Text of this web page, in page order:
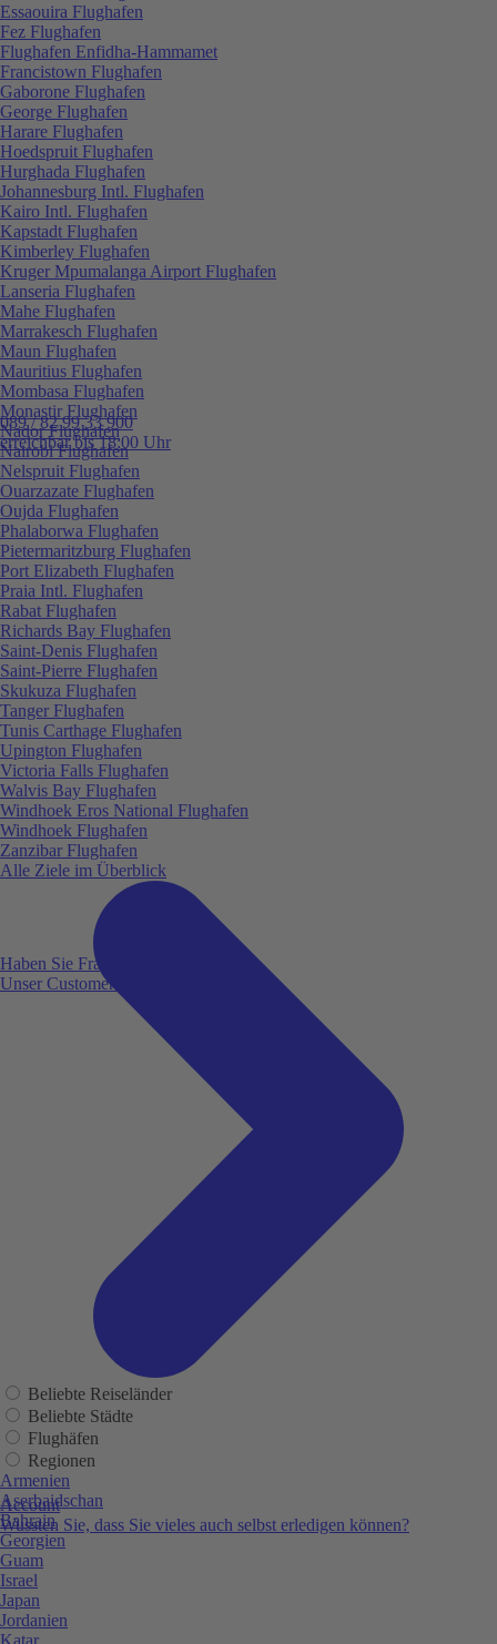
089 / 82 99 33 900
erreichbar bis 18:00 Uhr
Haben Sie Fragen?
Unser Customer Service ist für Sie da!
Account
Wussten Sie, dass Sie vieles auch selbst erledigen können?
Essaouira Flughafen
Fez Flughafen
Flughafen Enfidha-Hammamet
Francistown Flughafen
Gaborone Flughafen
George Flughafen
Harare Flughafen
Hoedspruit Flughafen
Hurghada Flughafen
Johannesburg Intl. Flughafen
Kairo Intl. Flughafen
Kapstadt Flughafen
Kimberley Flughafen
Kruger Mpumalanga Airport Flughafen
Lanseria Flughafen
Mahe Flughafen
Marrakesch Flughafen
Maun Flughafen
Mauritius Flughafen
Mombasa Flughafen
Monastir Flughafen
Nador Flughafen
Nairobi Flughafen
Nelspruit Flughafen
Ouarzazate Flughafen
Oujda Flughafen
Phalaborwa Flughafen
Pietermaritzburg Flughafen
Port Elizabeth Flughafen
Praia Intl. Flughafen
Rabat Flughafen
Richards Bay Flughafen
Saint-Denis Flughafen
Saint-Pierre Flughafen
Skukuza Flughafen
Tanger Flughafen
Tunis Carthage Flughafen
Upington Flughafen
Victoria Falls Flughafen
Walvis Bay Flughafen
Windhoek Eros National Flughafen
Windhoek Flughafen
Zanzibar Flughafen
Alle Ziele im Überblick
Beliebte Reiseländer
Beliebte Städte
Flughäfen
Regionen
Armenien
Aserbaidschan
Bahrain
Georgien
Guam
Israel
Japan
Jordanien
Katar